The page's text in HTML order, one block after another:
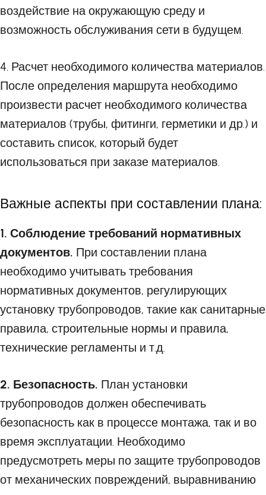
воздействие на окружающую среду и
возможность обслуживания сети в будущем.
4. Расчет необходимого количества материалов.
После определения маршрута необходимо
произвести расчет необходимого количества
материалов (трубы, фитинги, герметики и др.) и
составить список, который будет
использоваться при заказе материалов.
Важные аспекты при составлении плана:
1. Соблюдение требований нормативных
документов. При составлении плана
необходимо учитывать требования
нормативных документов, регулирующих
установку трубопроводов, такие как санитарные
правила, строительные нормы и правила,
технические регламенты и т.д.
2. Безопасность. План установки
трубопроводов должен обеспечивать
безопасность как в процессе монтажа, так и во
время эксплуатации. Необходимо
предусмотреть меры по защите трубопроводов
от механических повреждений, выравниванию